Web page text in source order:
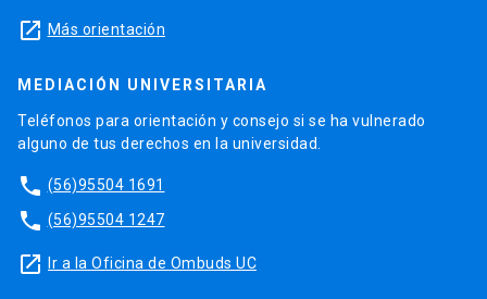
launch Más orientación
MEDIACIÓN UNIVERSITARIA
Teléfonos para orientación y consejo si se ha vulnerado
alguno de tus derechos en la universidad.
phone (56)95504 1691
phone (56)95504 1247
launch Ir a la Oficina de Ombuds UC